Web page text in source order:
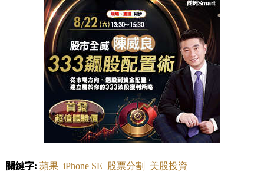
關鍵字: 蘋果 iPhone SE 股票分割 美股投資